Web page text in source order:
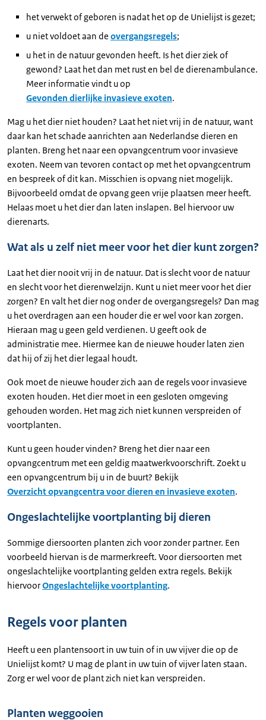
het verwekt of geboren is nadat het op de Unielijst is gezet;
u niet voldoet aan de overgangsregels;
u het in de natuur gevonden heeft. Is het dier ziek of
gewond? Laat het dan met rust en bel de dierenambulance.
Meer informatie vindt u op
Gevonden dierlijke invasieve exoten.
Mag u het dier niet houden? Laat het niet vrij in de natuur, want
daar kan het schade aanrichten aan Nederlandse dieren en
planten. Breng het naar een opvangcentrum voor invasieve
exoten. Neem van tevoren contact op met het opvangcentrum
en bespreek of dit kan. Misschien is opvang niet mogelijk.
Bijvoorbeeld omdat de opvang geen vrije plaatsen meer heeft.
Helaas moet u het dier dan laten inslapen. Bel hiervoor uw
dierenarts.
Wat als u zelf niet meer voor het dier kunt zorgen?
Laat het dier nooit vrij in de natuur. Dat is slecht voor de natuur
en slecht voor het dierenwelzijn. Kunt u niet meer voor het dier
zorgen? En valt het dier nog onder de overgangsregels? Dan mag
u het overdragen aan een houder die er wel voor kan zorgen.
Hieraan mag u geen geld verdienen. U geeft ook de
administratie mee. Hiermee kan de nieuwe houder laten zien
dat hij of zij het dier legaal houdt.
Ook moet de nieuwe houder zich aan de regels voor invasieve
exoten houden. Het dier moet in een gesloten omgeving
gehouden worden. Het mag zich niet kunnen verspreiden of
voortplanten.
Kunt u geen houder vinden? Breng het dier naar een
opvangcentrum met een geldig maatwerkvoorschrift. Zoekt u
een opvangcentrum bij u in de buurt? Bekijk
Overzicht opvangcentra voor dieren en invasieve exoten.
Ongeslachtelijke voortplanting bij dieren
Sommige diersoorten planten zich voor zonder partner. Een
voorbeeld hiervan is de marmerkreeft. Voor diersoorten met
ongeslachtelijke voortplanting gelden extra regels. Bekijk
hiervoorOngeslachtelijke voortplanting.
Regels voor planten
Heeft u een plantensoort in uw tuin of in uw vijver die op de
Unielijst komt? U mag de plant in uw tuin of vijver laten staan.
Zorg er wel voor de plant zich niet kan verspreiden.
Planten weggooien